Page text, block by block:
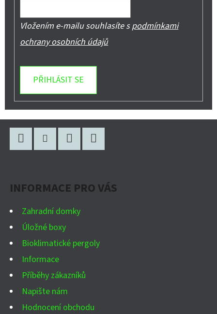
Vložením e-mailu souhlasíte spodmínkami
ochrany osobních údajů
PŘIHLÁSIT SE
INFORMACE PRO VÁS
Zahradní domky
Úložné boxy
Bioklimatické pergoly
Informace
Příběhy zákazníků
Napište nám
Hodnocení obchodu